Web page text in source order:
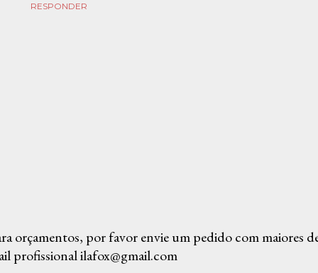
RESPONDER
orçamentos, por favor envie um pedido com maiores
profissional ilafox@gmail.com